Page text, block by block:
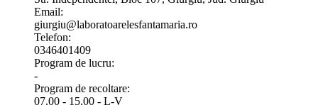
Email:
giurgiu@laboratoarelesfantamaria.ro
Telefon:
0346401409
Program de lucru:
-
Program de recoltare:
07.00 - 15.00 - L-V